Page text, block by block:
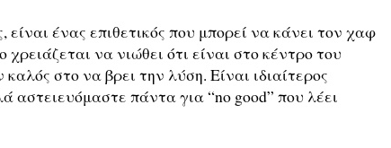
είναι ένας επιθετικός που μπορεί να κάνει τον χαφ
να νιώθει ότι είναι στο κέντρο του
στο να βρει την λύση. Είναι ιδιαίτερος
αστειευόμαστε πάντα για “no good” που λέει